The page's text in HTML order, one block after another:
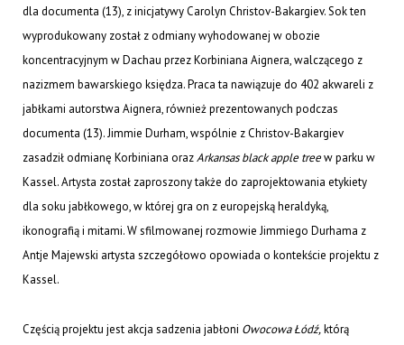
dla documenta (13), z inicjatywy Carolyn Christov-Bakargiev. Sok ten
wyprodukowany został z odmiany wyhodowanej w obozie
koncentracyjnym w Dachau przez Korbiniana Aignera, walczącego z
nazizmem bawarskiego księdza. Praca ta nawiązuje do 402 akwareli z
jabłkami autorstwa Aignera, również prezentowanych podczas
documenta (13). Jimmie Durham, wspólnie z Christov-Bakargiev
zasadził odmianę Korbiniana orazArkansas black apple treew parku w
Kassel. Artysta został zaproszony także do zaprojektowania etykiety
dla soku jabłkowego, w której gra on z europejską heraldyką,
ikonografią i mitami. W sfilmowanej rozmowie Jimmiego Durhama z
Antje Majewski artysta szczegółowo opowiada o kontekście projektu z
Kassel.
Częścią projektu jest akcja sadzenia jabłoni Owocowa Łódź,którą